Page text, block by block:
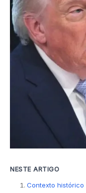
NESTE ARTIGO
Contexto histórico